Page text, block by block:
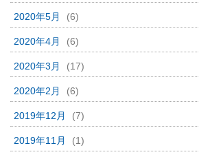
2020年5月 (6)
2020年4月 (6)
2020年3月 (17)
2020年2月 (6)
2019年12月 (7)
2019年11月 (1)